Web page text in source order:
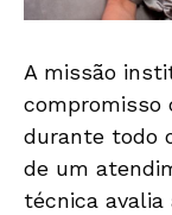
A missão
compromisso
durante todo
de um
técnica avalia